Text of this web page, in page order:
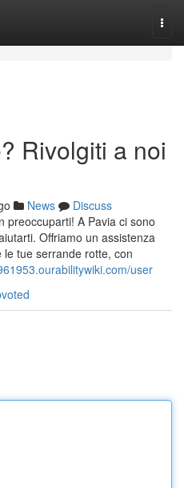
Rivolgiti a noi
News
Discuss
preoccuparti! A Pavia ci sono
Offriamo un assistenza
tue serrande rotte, con
user